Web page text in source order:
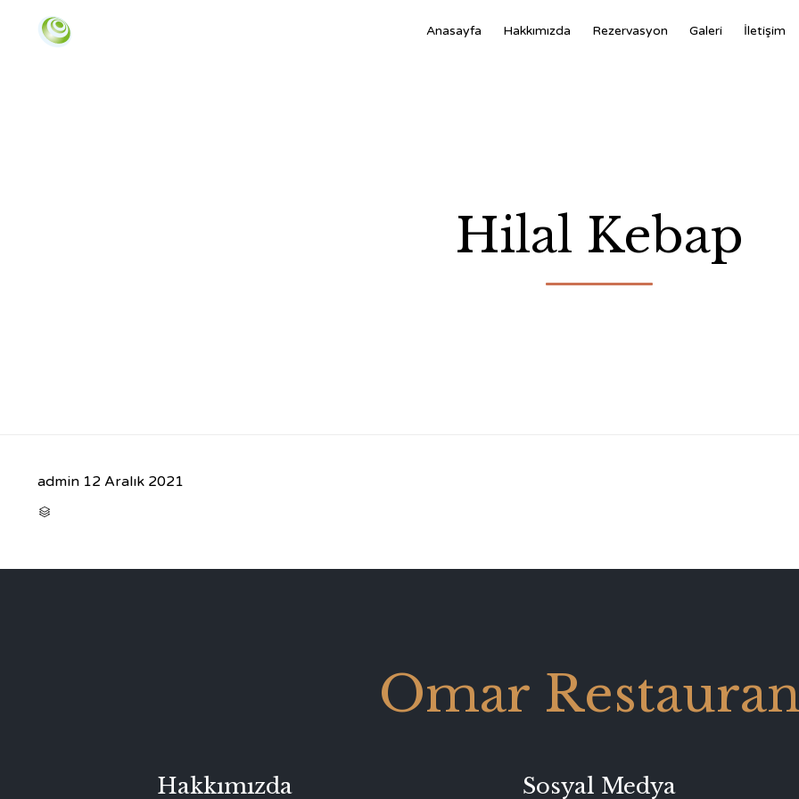
Anasayfa Hakkımızda Rezervasyon Galeri İletişim
Hilal Kebap
admin 12 Aralık 2021

Omar
Hakkımızda Sosyal Medya